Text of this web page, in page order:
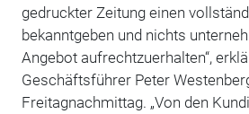
gedruckter Zeitung einen
bekanntgeben und nichts
Angebot aufrechtzuerhalten“,
Geschäftsführer Peter
Freitagnachmittag. „Von den